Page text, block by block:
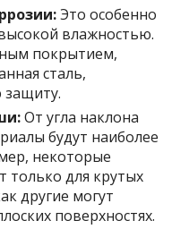
Это особенно
влажностью.
покрытием,
сталь,
От угла наклона
будут наиболее
некоторые
только для крутых
другие могут
поверхностях.